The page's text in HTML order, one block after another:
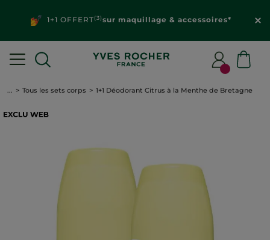
1+1 OFFERT(3)sur maquillage & accessoires*
... Tous les sets corps 1+1 Déodorant Citrus à la Menthe de Bretagne